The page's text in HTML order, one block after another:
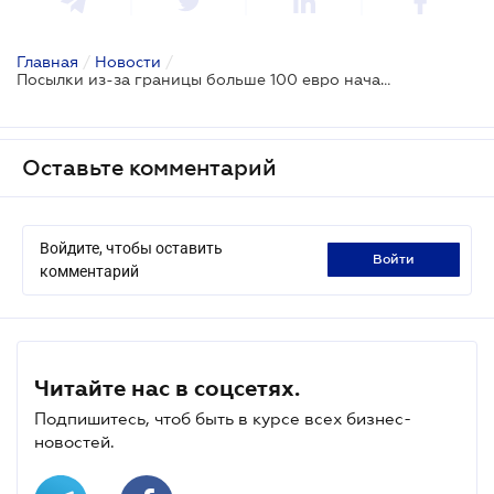
Главная / Новости /
Посылки из-за границы больше 100 евро начали облагаться налогом
Оставьте комментарий
Войдите, чтобы оставить
комментарий
войти
Читайте нас в соцсетях.
Подпишитесь, чтоб быть в курсе всех бизнес-
новостей.